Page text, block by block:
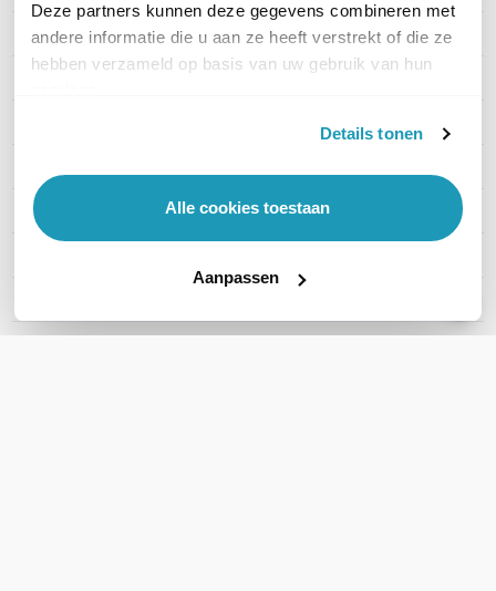
Deze partners kunnen deze gegevens combineren met
andere informatie die u aan ze heeft verstrekt of die ze
hebben verzameld op basis van uw gebruik van hun
Details tonen
Alle cookies toestaan
Aanpassen
Artikelnummer GS1900-8-EU0102F
4718937621163
Rack mountable Nee